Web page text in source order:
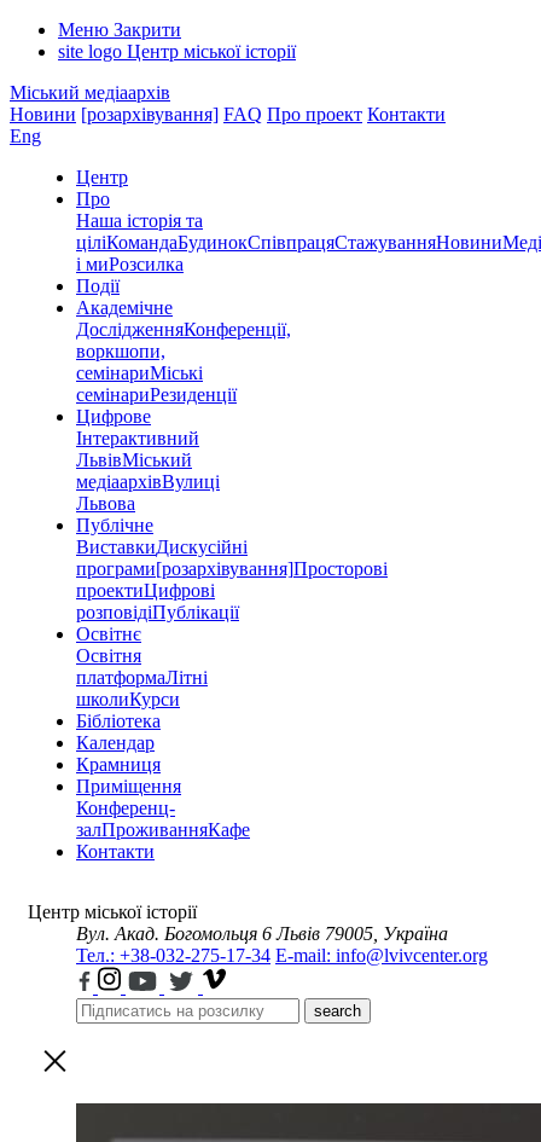
Меню Закрити
site logo Центр міської історії
Міський медіаархів
Новини [розархівування] FAQ Про проект Контакти
Eng
Центр
Про
Наша історія та
ціліКомандаБудинокСпівпрацяСтажуванняНовини
і миРозсилка
Події
Академічне
ДослідженняКонференції,
воркшопи,
семінариМіські
семінариРезиденції
Цифрове
Інтерактивний
ЛьвівМіський
медіаархівВулиці
Львова
Публічне
ВиставкиДискусійні
програми[розархівування]Просторові
проектиЦифрові
розповідіПублікації
Освітнє
Освітня
платформаЛітні
школиКурси
Бібліотека
Календар
Крамниця
Приміщення
Конференц-
залПроживанняКафе
Контакти
Центр міської історії
Вул. Акад. Богомольця 6 Львів 79005, Україна
Тел.: +38-032-275-17-34 E-mail: info@lvivcenter.org
search